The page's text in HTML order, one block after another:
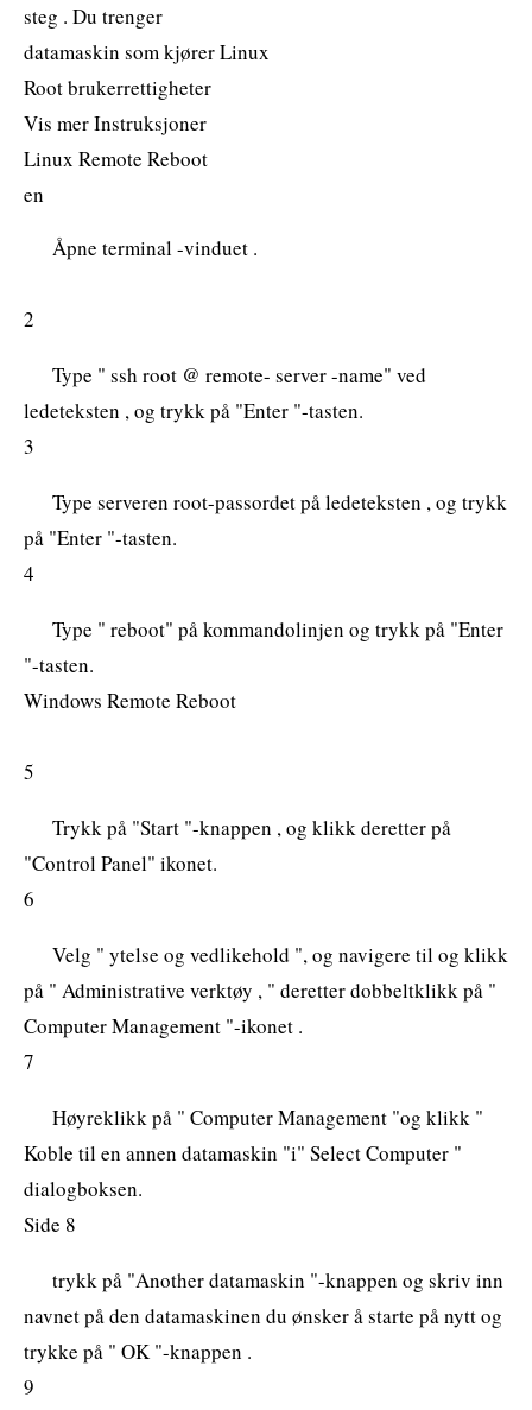
steg . Du trenger
datamaskin som kjører Linux
Root brukerrettigheter
Vis mer Instruksjoner
Linux Remote Reboot
en
Åpne terminal -vinduet .
2
Type " ssh root @ remote- server -name" ved
ledeteksten , og trykk på "Enter "-tasten.
3
Type serveren root-passordet på ledeteksten , og trykk
på "Enter "-tasten.
4
Type " reboot" på kommandolinjen og trykk på "Enter
"-tasten.
Windows Remote Reboot
5
Trykk på "Start "-knappen , og klikk deretter på
"Control Panel" ikonet.
6
Velg " ytelse og vedlikehold ", og navigere til og klikk
på " Administrative verktøy , " deretter dobbeltklikk på "
Computer Management "-ikonet .
7
Høyreklikk på " Computer Management "og klikk "
Koble til en annen datamaskin "i" Select Computer "
dialogboksen.
Side 8
trykk på "Another datamaskin "-knappen og skriv inn
navnet på den datamaskinen du ønsker å starte på nytt og
trykke på " OK "-knappen .
9